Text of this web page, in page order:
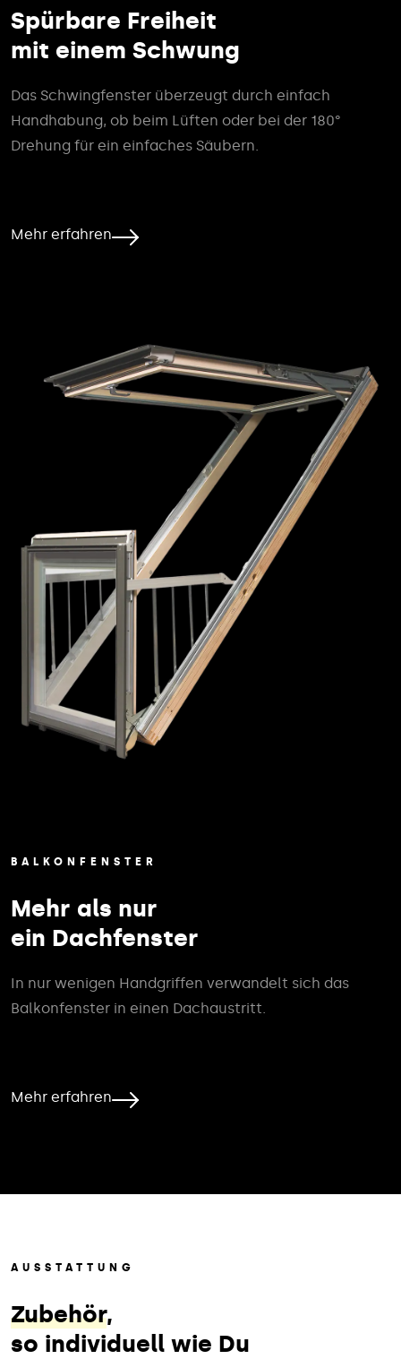
Spürbare Freiheit
mit einem Schwung
Das Schwingfenster überzeugt durch einfach
Handhabung, ob beim Lüften oder bei der 180°
Drehung für ein einfaches Säubern.
Mehr erfahren
BALKONFENSTER
Mehr als nur
ein Dachfenster
In nur wenigen Handgriffen verwandelt sich das
Balkonfenster in einen Dachaustritt.
Mehr erfahren
AUSSTATTUNG
Zubehör,
so individuell wie Du